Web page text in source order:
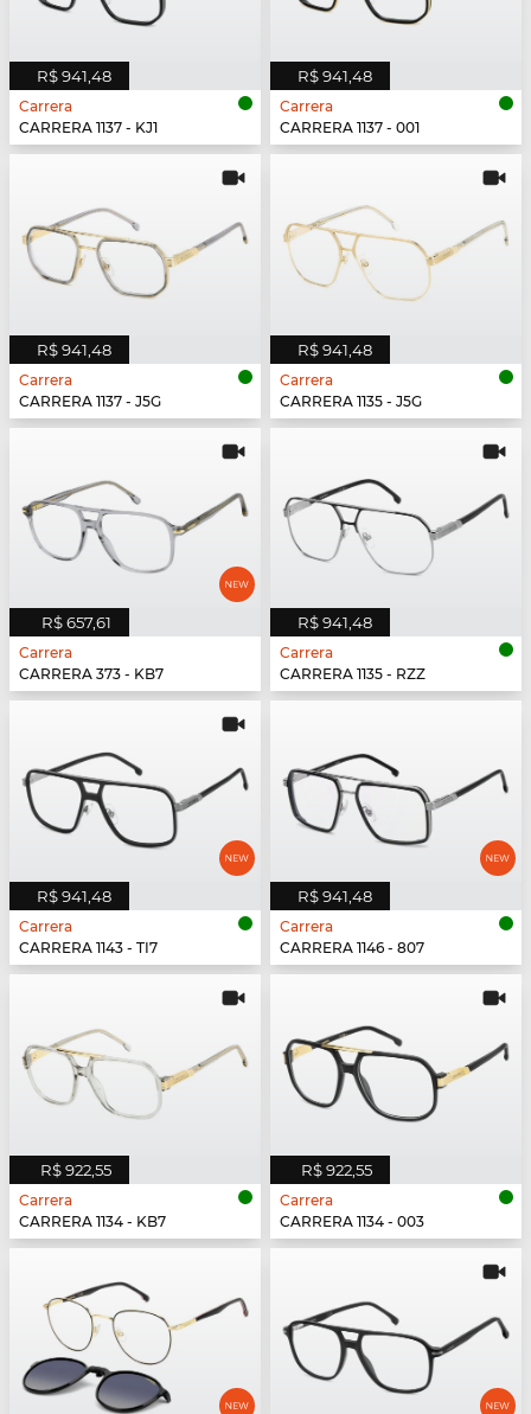
R$ 941,48
Carrera
CARRERA 1137 - KJ1
R$ 941,48
Carrera
CARRERA 1137 - 001
R$ 941,48
Carrera
CARRERA 1137 - J5G
R$ 941,48
Carrera
CARRERA 1135 - J5G
R$ 657,61
Carrera
CARRERA 373 - KB7
R$ 941,48
Carrera
CARRERA 1135 - RZZ
R$ 941,48
Carrera
CARRERA 1143 - TI7
R$ 941,48
Carrera
CARRERA 1146 - 807
R$ 922,55
Carrera
CARRERA 1134 - KB7
R$ 922,55
Carrera
CARRERA 1134 - 003